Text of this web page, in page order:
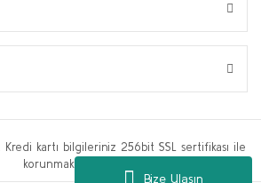
Bize Ulaşın
Kredi kartı bilgileriniz 256bit SSL sertifikası ile
korunmaktadır.